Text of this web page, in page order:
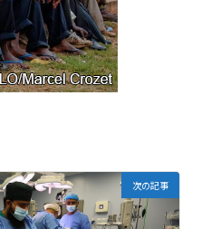
次の記事